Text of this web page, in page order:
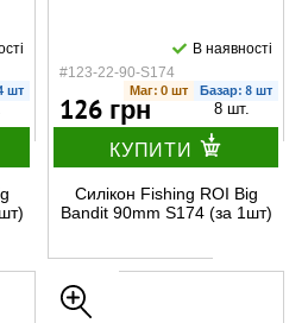
шт
#123-22-90-S174
В наявності
Маг: 0 шт Базар: 8 шт
126 грн 8 шт.
КУПИТИ
Силікон Fishing ROI Big
Bandit 90mm S174 (за 1шт)